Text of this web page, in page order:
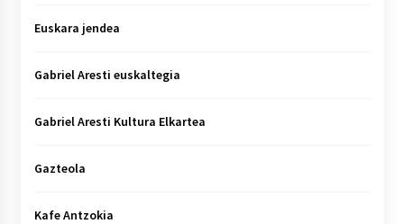
Euskara jendea
Gabriel Aresti euskaltegia
Gabriel Aresti Kultura Elkartea
Gazteola
Kafe Antzokia